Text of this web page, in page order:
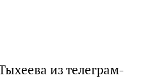
из телеграм-